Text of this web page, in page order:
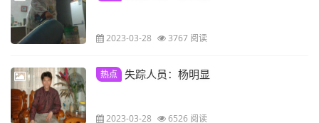
2023-03-28 3767 阅读
热点 失踪人员：杨明显
2023-03-28 6526 阅读